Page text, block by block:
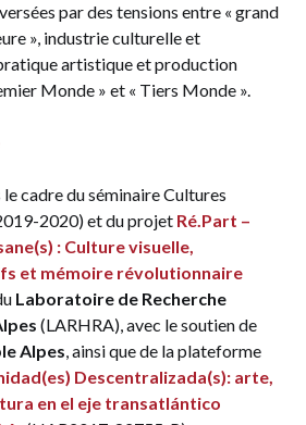
par des tensions entre « grand
», industrie culturelle et
artistique et production
Monde » et « Tiers Monde ».
cadre du séminaire Cultures
2020) et du projet Ré.Part –
: Culture visuelle,
et mémoire révolutionnaire
Laboratoire de Recherche
(LARHRA), avec le soutien de
Alpes, ainsi que de la plateforme
Descentralizada(s): arte,
en el eje transatlántico